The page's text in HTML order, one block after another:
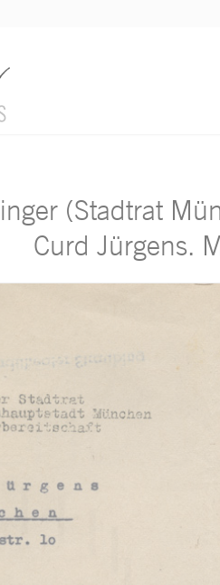
(Stadtrat
Curd Jürgens.